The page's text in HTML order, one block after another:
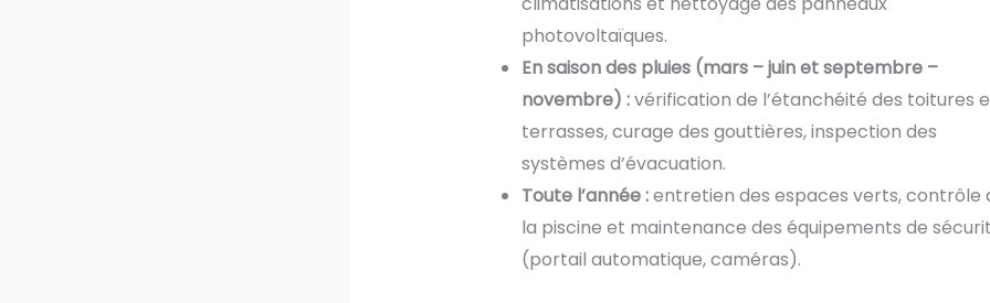
photovoltaïques.
En saison des pluies (mars – juin et septembre –
novembre) :vérification de l’étanchéité des toitures
terrasses, curage des gouttières, inspection des
systèmes d’évacuation.
Toute l’année :entretien des espaces verts, contrôle
la piscine et maintenance des équipements de
(portail automatique, caméras).